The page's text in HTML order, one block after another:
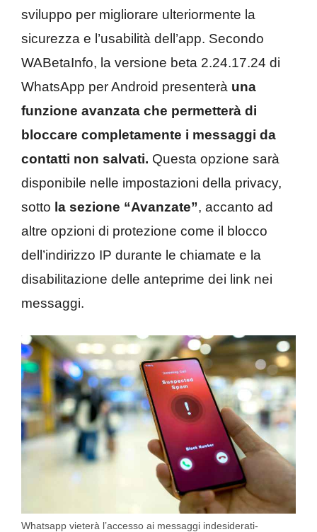
sviluppo per migliorare ulteriormente la
sicurezza e l’usabilità dell’app. Secondo
WABetaInfo, la versione beta 2.24.17.24 di
WhatsApp per Android presenterà una
funzione avanzata che permetterà di
bloccare completamente i messaggi da
contatti non salvati. Questa opzione sarà
disponibile nelle impostazioni della privacy,
sotto la sezione “Avanzate”, accanto ad
altre opzioni di protezione come il blocco
dell’indirizzo IP durante le chiamate e la
disabilitazione delle anteprime dei link nei
messaggi.
Whatsapp vieterà l’accesso ai messaggi indesiderati-